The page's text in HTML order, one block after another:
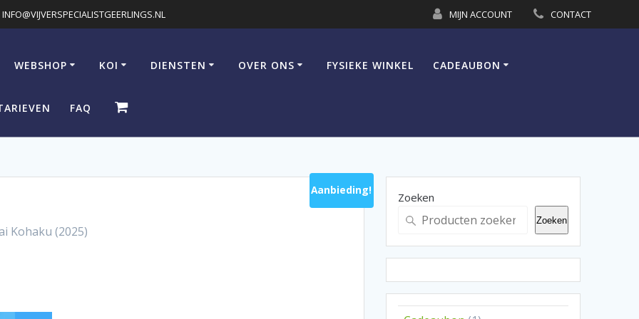
INFO@VIJVERSPECIALISTGEERLINGS.NL MIJN ACCOUNT CONTACT
WEBSHOP KOI DIENSTEN OVER ONS FYSIEKE WINKEL CADEAUBON
FAQ
Kohaku (2025)
Aanbieding!
Zoeken
Zoeken